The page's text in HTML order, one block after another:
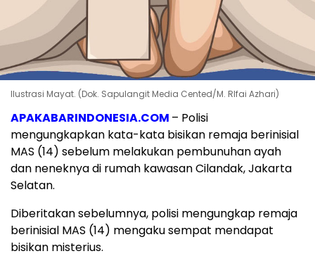
Ilustrasi Mayat. (Dok. Sapulangit Media Cented/M. RIfai Azhari)
APAKABARINDONESIA.COM – Polisi
mengungkapkan kata-kata bisikan remaja berinisial
MAS (14) sebelum melakukan pembunuhan ayah
dan neneknya di rumah kawasan Cilandak, Jakarta
Selatan.
Diberitakan sebelumnya, polisi mengungkap remaja
berinisial MAS (14) mengaku sempat mendapat
bisikan misterius.